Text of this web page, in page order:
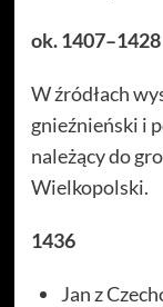
ok. 1407–1428
W źródłach
gnieźnieński i
należący do
Wielkopolski.
1436
Jan z